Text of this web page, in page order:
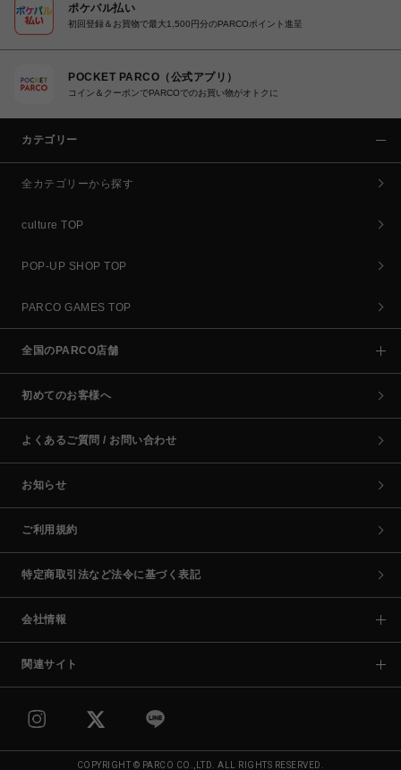
ポケパル払い
初回登録＆お買物で最大1,500円分のPARCOポイント進呈
POCKET PARCO（公式アプリ）
コイン＆クーポンでPARCOでのお買い物がオトクに
カテゴリー
全カテゴリーから探す
culture TOP
POP-UP SHOP TOP
PARCO GAMES TOP
全国のPARCO店舗
初めてのお客様へ
よくあるご質問 / お問い合わせ
お知らせ
ご利用規約
特定商取引法など法令に基づく表記
会社情報
関連サイト
COPYRIGHT © PARCO CO.,LTD. ALL RIGHTS RESERVED.